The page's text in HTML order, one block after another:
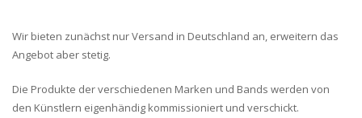
Wir bieten zunächst nur Versand in Deutschland an, erweitern das
Angebot aber stetig.
Die Produkte der verschiedenen Marken und Bands werden von
den Künstlern eigenhändig kommissioniert und verschickt.